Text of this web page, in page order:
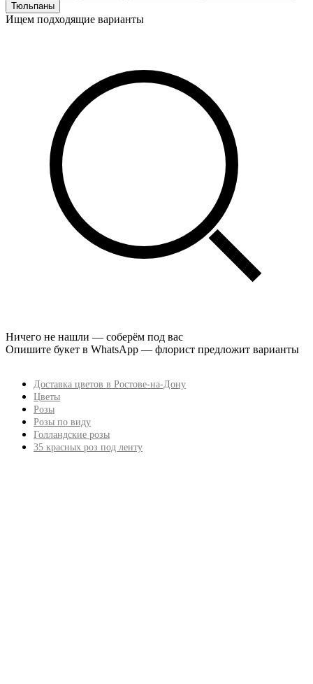
Тюльпаны
Ищем подходящие варианты
Ничего не нашли — соберём под вас
Опишите букет в WhatsApp — флорист предложит варианты
Доставка цветов в Ростове-на-Дону
Цветы
Розы
Розы по виду
Голландские розы
35 красных роз под ленту